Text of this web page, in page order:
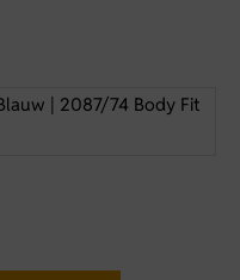
| 2087/74 Body Fit